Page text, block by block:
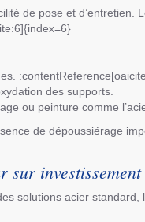
de pose et
des supports.
ou peinture comme
de dépoussiérage
sur investissement
solutions acier